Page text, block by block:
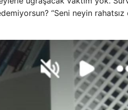
“Seni neyin